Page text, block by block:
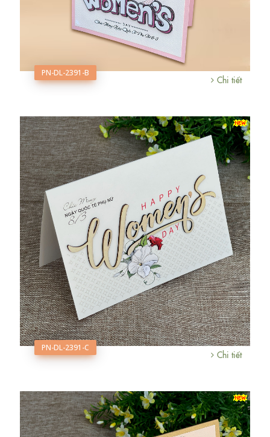
PN-DL-2391-B
Chi tiết
PN-DL-2391-C
Chi tiết